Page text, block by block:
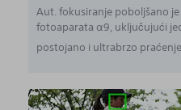
Aut. fokusiranje poboljšano
fotoaparata α9, uključujući
postojano i ultrabrzo